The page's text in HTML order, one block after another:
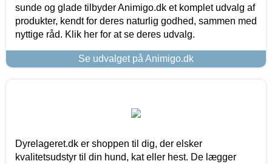
sunde og glade tilbyder Animigo.dk et komplet udvalg af
produkter, kendt for deres naturlig godhed, sammen med
nyttige råd. Klik her for at se deres udvalg.
Se udvalget på Animigo.dk
Dyrelageret.dk er shoppen til dig, der elsker
kvalitetsudstyr til din hund, kat eller hest. De lægger